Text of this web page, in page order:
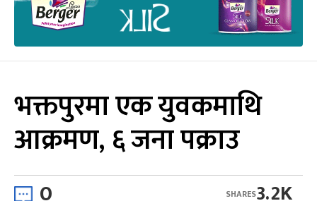
भक्तपुरमा एक युवकमाथि
आक्रमण, ६ जना पक्राउ
0 3.2K
SHARES